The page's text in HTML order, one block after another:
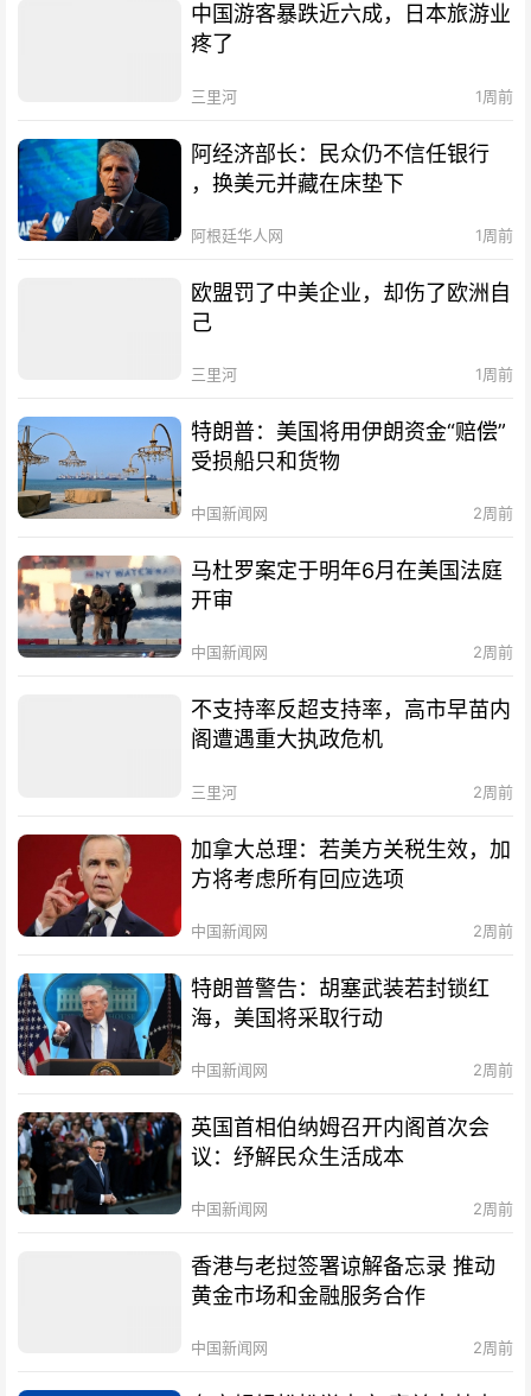
中国游客暴跌近六成，日本旅游业
疼了
三里河 1周前
阿经济部长：民众仍不信任银行
，换美元并藏在床垫下
阿根廷华人网 1周前
欧盟罚了中美企业，却伤了欧洲自
己
三里河 1周前
特朗普：美国将用伊朗资金“赔偿”
受损船只和货物
中国新闻网 2周前
马杜罗案定于明年6月在美国法庭
开审
中国新闻网 2周前
不支持率反超支持率，高市早苗内
阁遭遇重大执政危机
三里河 2周前
加拿大总理：若美方关税生效，加
方将考虑所有回应选项
中国新闻网 2周前
特朗普警告：胡塞武装若封锁红
海，美国将采取行动
中国新闻网 2周前
英国首相伯纳姆召开内阁首次会
议：纾解民众生活成本
中国新闻网 2周前
香港与老挝签署谅解备忘录 推动
黄金市场和金融服务合作
中国新闻网 2周前